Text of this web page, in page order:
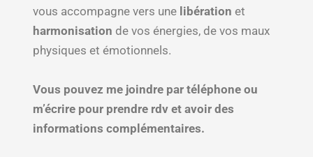
vous accompagne vers une libération et
harmonisation de vos énergies, de vos maux
physiques et émotionnels.
Vous pouvez me joindre par téléphone ou
m’écrire pour prendre rdv et avoir des
informations complémentaires.